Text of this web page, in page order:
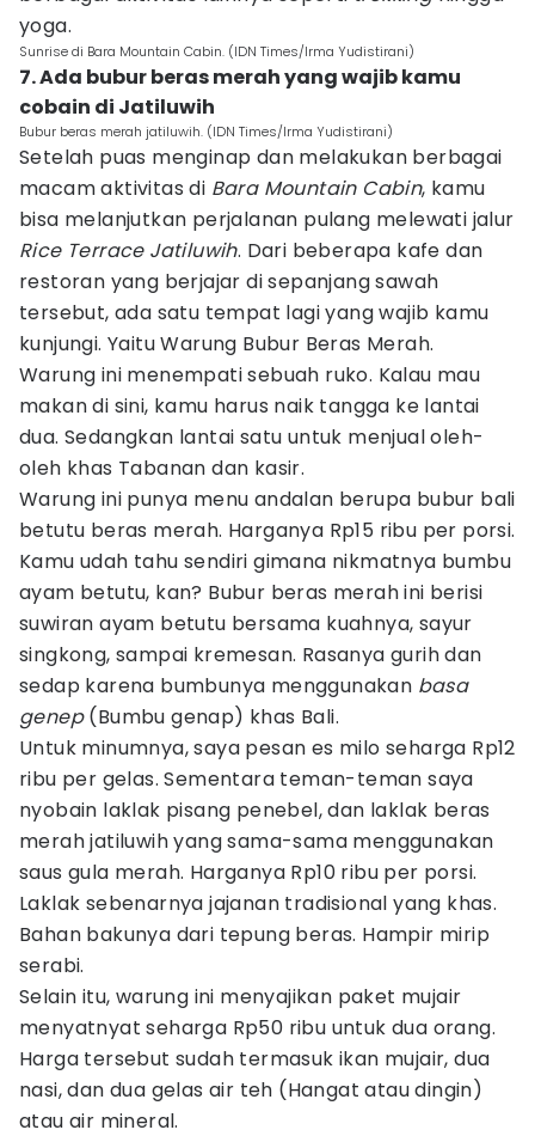
yoga.
Sunrise di Bara Mountain Cabin. (IDN Times/Irma Yudistirani)
7. Ada bubur beras merah yang wajib kamu
cobain di Jatiluwih
Bubur beras merah jatiluwih. (IDN Times/Irma Yudistirani)
Setelah puas menginap dan melakukan berbagai
macam aktivitas di Bara Mountain Cabin, kamu
bisa melanjutkan perjalanan pulang melewati jalur
Rice Terrace Jatiluwih. Dari beberapa kafe dan
restoran yang berjajar di sepanjang sawah
tersebut, ada satu tempat lagi yang wajib kamu
kunjungi. Yaitu Warung Bubur Beras Merah.
Warung ini menempati sebuah ruko. Kalau mau
makan di sini, kamu harus naik tangga ke lantai
dua. Sedangkan lantai satu untuk menjual oleh-
oleh khas Tabanan dan kasir.
Warung ini punya menu andalan berupa bubur bali
betutu beras merah. Harganya Rp15 ribu per porsi.
Kamu udah tahu sendiri gimana nikmatnya bumbu
ayam betutu, kan? Bubur beras merah ini berisi
suwiran ayam betutu bersama kuahnya, sayur
singkong, sampai kremesan. Rasanya gurih dan
sedap karena bumbunya menggunakan basa
genep(Bumbu genap) khas Bali.
Untuk minumnya, saya pesan es milo seharga Rp12
ribu per gelas. Sementara teman-teman saya
nyobain laklak pisang penebel, dan laklak beras
merah jatiluwih yang sama-sama menggunakan
saus gula merah. Harganya Rp10 ribu per porsi.
Laklak sebenarnya jajanan tradisional yang khas.
Bahan bakunya dari tepung beras. Hampir mirip
serabi.
Selain itu, warung ini menyajikan paket mujair
menyatnyat seharga Rp50 ribu untuk dua orang.
Harga tersebut sudah termasuk ikan mujair, dua
nasi, dan dua gelas air teh (Hangat atau dingin)
atau air mineral.